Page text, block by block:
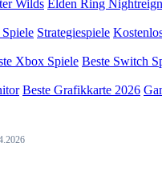
Wilds Elden Ring Nightreign
Strategiespiele
Xbox Spiele Beste Switch
Beste Grafikkarte 2026